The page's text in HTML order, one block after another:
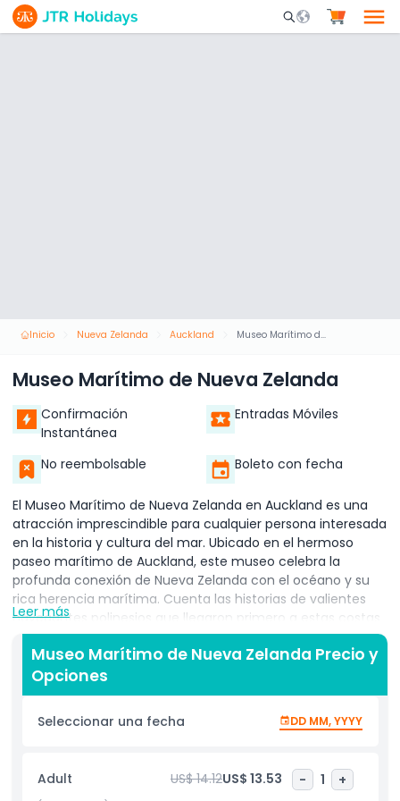
Mobile Search
Inicio Nueva Zelanda Auckland Museo Marítimo de Nueva Zelanda
Museo Marítimo de Nueva Zelanda
Confirmación
Instantánea
Entradas Móviles
No reembolsable Boleto con fecha
El Museo Marítimo de Nueva Zelanda en Auckland es una
atracción imprescindible para cualquier persona interesada
en la historia y cultura del mar. Ubicado en el hermoso
paseo marítimo de Auckland, este museo celebra la
profunda conexión de Nueva Zelanda con el océano y su
rica herencia marítima. Cuenta las historias de valientes
navegantes polinesios que llegaron primero a estas costas
y muestra la evolución de la tecnología marítima a lo largo
de los siglos.
El museo presenta una increíble colección de waka
fascinantes que destacan el papel de Nueva Zelanda en la
exposiciones interactivas que dan vida a las aventuras
marítimas, haciendo que la experiencia sea atractiva para
Leer más
Museo Marítimo de Nueva Zelanda Precio y
Opciones
Seleccionar una fecha DD MM, YYYY
Adult US$ 14.12US$ 13.53 - 1 +